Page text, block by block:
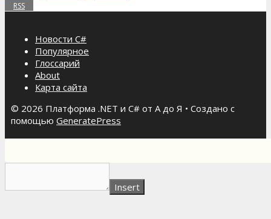
RSS
Новости C#
Популярное
Глоссарий
About
Карта сайта
© 2026 Платформа .NET и C# от А до Я • Создано с
помощью GeneratePress
Insert